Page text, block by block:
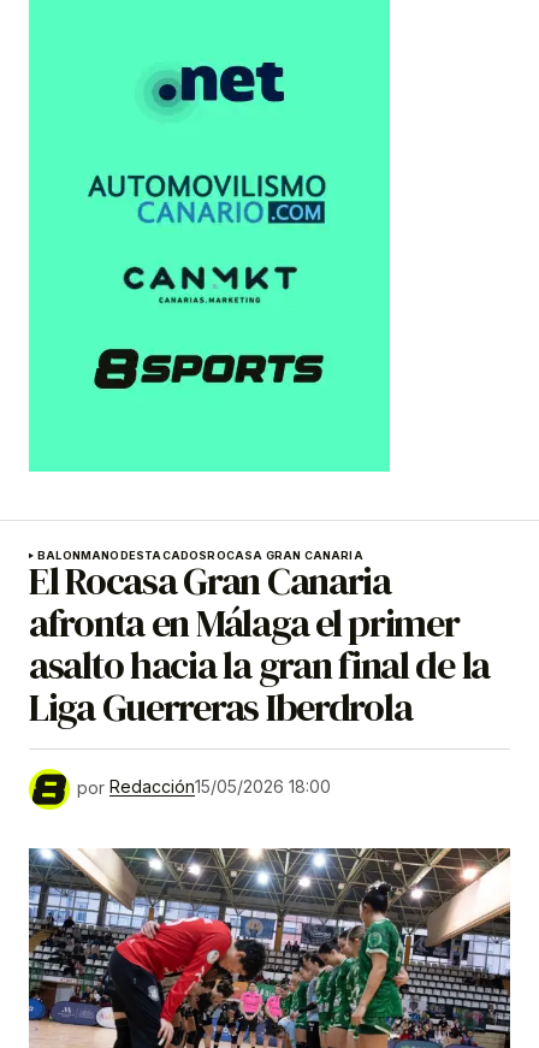
BALONMANODESTACADOSROCASA GRAN CANARIA
El Rocasa Gran Canaria
afronta en Málaga el primer
asalto hacia la gran final de la
Liga Guerreras Iberdrola
por Redacción15/05/2026 18:00